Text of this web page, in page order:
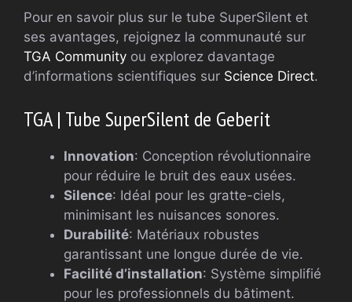
Pour en savoir plus sur le tube SuperSilent et
ses avantages, rejoignez la communauté sur
TGA Community ou explorez davantage
d’informations scientifiques sur Science Direct.
TGA | Tube SuperSilent de Geberit
Innovation: Conception révolutionnaire
pour réduire le bruit des eaux usées.
Silence: Idéal pour les gratte-ciels,
minimisant les nuisances sonores.
Durabilité: Matériaux robustes
garantissant une longue durée de vie.
Facilité d’installation: Système simplifié
pour les professionnels du bâtiment.